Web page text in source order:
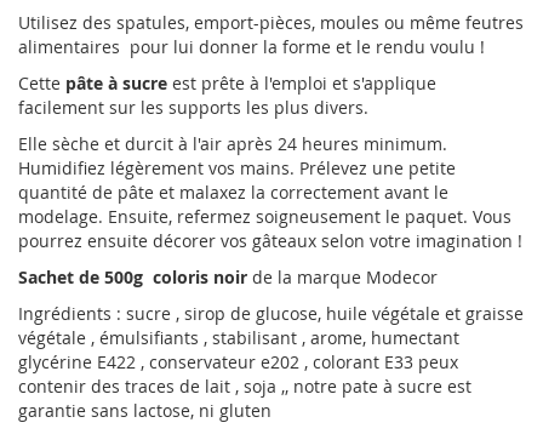
Utilisez des spatules, emport-pièces, moules ou même feutres
alimentaires pour lui donner la forme et le rendu voulu !
Cette pâte à sucre est prête à l'emploi et s'applique
facilement sur les supports les plus divers.
Elle sèche et durcit à l'air après 24 heures minimum.
Humidifiez légèrement vos mains. Prélevez une petite
quantité de pâte et malaxez la correctement avant le
modelage. Ensuite, refermez soigneusement le paquet. Vous
pourrez ensuite décorer vos gâteaux selon votre imagination !
Sachet de 500g coloris noir de la marque Modecor
Ingrédients : sucre , sirop de glucose, huile végétale et graisse
végétale , émulsifiants , stabilisant , arome, humectant
glycérine E422 , conservateur e202 , colorant E33 peux
contenir des traces de lait , soja ,, notre pate à sucre est
garantie sans lactose, ni gluten